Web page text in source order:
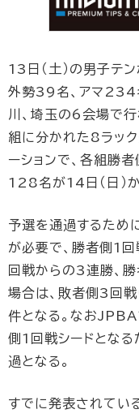
13日（土）の男子テ
外勢39名、アマ234
川、埼玉の6会場で
組に分かれた8ラック
ーションで、各組勝
128名が14日（日）
予選を通過するため
が必要で、勝者側1
回戦からの3連勝、
場合は、敗者側3回戦
件となる。なお
側1回戦シードとな
過となる。
すでに発表されてい